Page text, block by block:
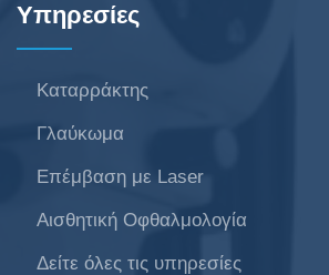
Υπηρεσίες
Καταρράκτης
Γλαύκωμα
Επέμβαση με Laser
Αισθητική Οφθαλμολογία
Δείτε όλες τις υπηρεσίες